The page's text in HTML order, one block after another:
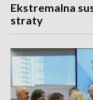
Ekstremalna
straty